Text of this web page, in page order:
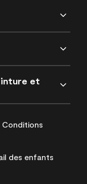
et
Conditions
des enfants